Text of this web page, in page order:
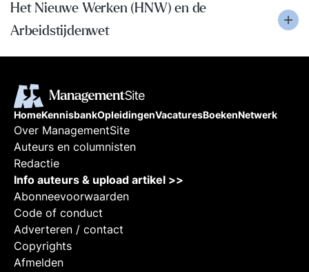
Het Nieuwe Werken (HNW) en de
Arbeidstijdenwet
HomeKennisbankOpleidingenVacaturesBoekenNetwerk
Over ManagementSite
Auteurs en columnisten
Redactie
Info auteurs & upload artikel >>
Abonneevoorwaarden
Code of conduct
Adverteren / contact
Copyrights
Afmelden